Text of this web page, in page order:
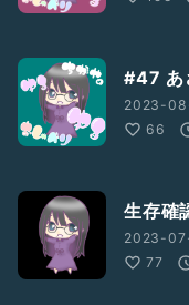
#47 あ
2023-
66
生存確
2023-
77